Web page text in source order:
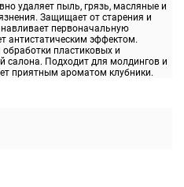
удаляет пыль, грязь, масляные и
Защищает от старения и
первоначальную
антистатическим эффектом.
пластиковых и
салона. Подходит для молдингов и
приятным ароматом клубники.